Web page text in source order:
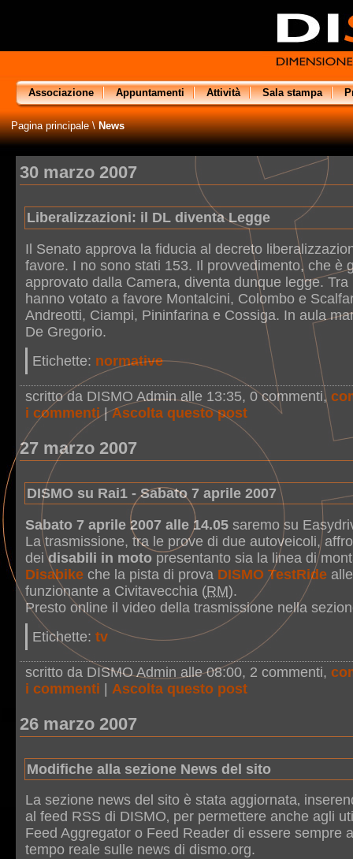
Associazione Appuntamenti Attività Sala stampa
Pagina principale\News
30 marzo 2007
Liberalizzazioni: il DL diventa Legge
Il Senato approva la fiducia al decreto
favore. I no sono stati 153. Il provvedimento, che è
approvato dalla Camera, diventa dunque legge.
hanno votato a favore Montalcini, Colombo e
Andreotti, Ciampi, Pininfarina e Cossiga. In aula
De Gregorio.
Etichette: normative
scritto da DISMO Admin alle 13:35, 0 commenti,
i commenti|Ascolta questo post
27 marzo 2007
DISMO su Rai1 - Sabato 7 aprile 2007
Sabato 7 aprile 2007 alle 14.05saremo su
La trasmissione, tra le prove di due autoveicoli,
deidisabili in motopresentanto sia la linea di
Disabikeche la pista di prova DISMO TestRide
funzionante a Civitavecchia (RM).
Presto online il video della trasmissione nella
Etichette:tv
scritto da DISMO Admin alle 08:00, 2 commenti,
i commenti | Ascolta questo post
26 marzo 2007
Modifiche alla sezione News del sito
La sezione news del sito è stata aggiornata‚
al feed RSS di DISMO‚ per permettere anche agli
Feed Aggregator o Feed Reader di essere sempre
tempo reale sulle news di dismo.org.